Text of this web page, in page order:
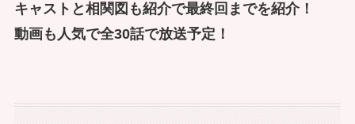
キャストと相関図も紹介で最終回までを紹介！
動画も人気で全30話で放送予定！